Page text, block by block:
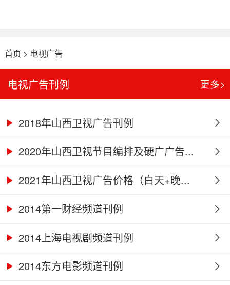
首页 > 电视广告
电视广告刊例 更多>
2018年山西卫视广告刊例
2020年山西卫视节目编排及硬广广告...
2021年山西卫视广告价格（白天+晚...
2014第一财经频道刊例
2014上海电视剧频道刊例
2014东方电影频道刊例